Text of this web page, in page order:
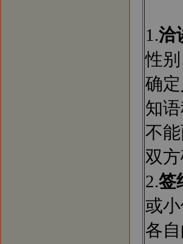
1.洽
性
确
知
不
双
2.签
或
各